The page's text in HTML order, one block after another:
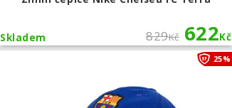
829Kč 622Kč
Skladem
25%